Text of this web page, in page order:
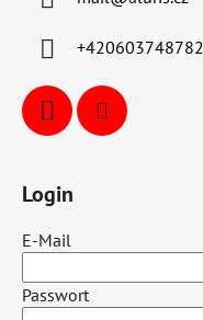
+420603748782
Login
E-Mail
Passwort